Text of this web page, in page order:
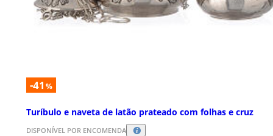
-41 %
Turíbulo e naveta de latão prateado com folhas e cruz
DISPONÍVEL POR ENCOMENDA